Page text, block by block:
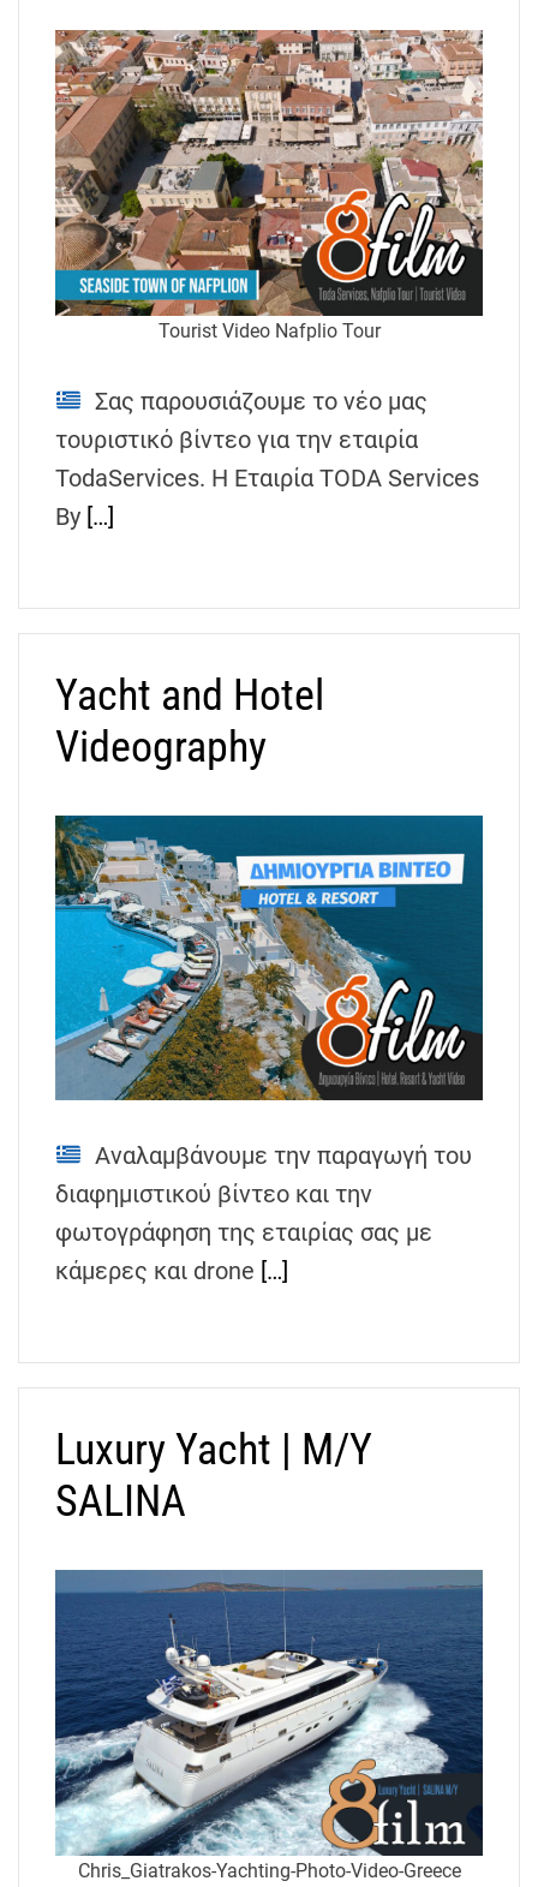
Tourist Video Nafplio Tour
Σας παρουσιάζουμε το νέο μας
τουριστικό βίντεο για την εταιρία
TodaServices. Η Εταιρία TODA Services
By […]
Yacht and Hotel
Videography
Αναλαμβάνουμε την παραγωγή του
διαφημιστικού βίντεο και την
φωτογράφηση της εταιρίας σας με
κάμερες και drone […]
Luxury Yacht | M/Y
SALINA
Chris_Giatrakos-Yachting-Photo-Video-Greece